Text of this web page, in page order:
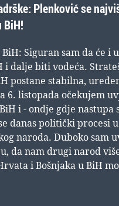
Plenković se
BiH!
Siguran sam da će i
i dalje biti vodeća.
postane stabilna,
6. listopada očekujem
i - ondje gdje nastupa
danas politički procesi
naroda. Duboko sam
da nam drugi narod
i Bošnjaka u BiH